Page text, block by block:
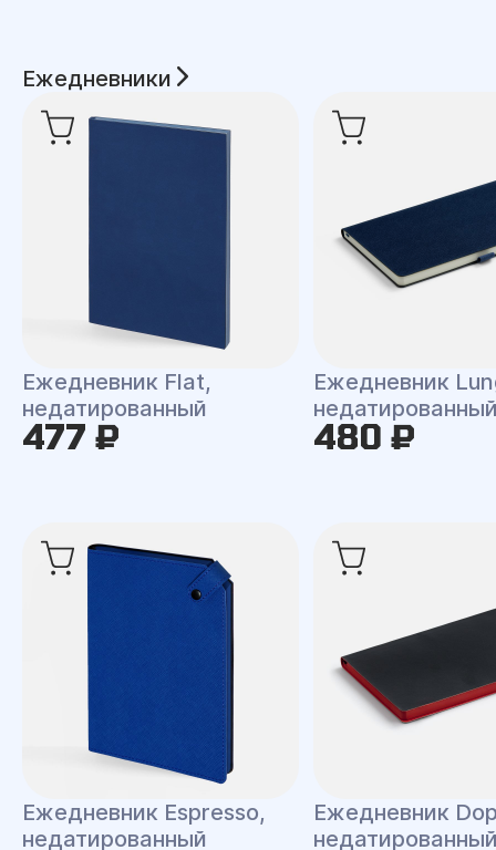
Ежедневники
Ежедневник Flat,
недатированный
477 ₽
Ежедневник
480 ₽
Ежедневник Espresso,
недатированный
Ежедневник